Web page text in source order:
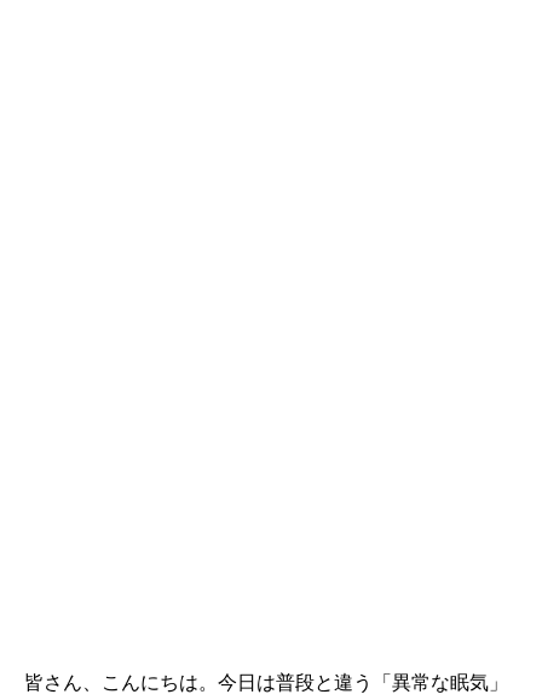
皆さん、こんにちは。今日は普段と違う「異常な眠気」